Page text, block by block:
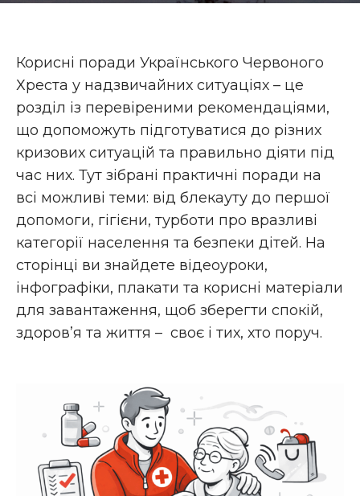
Корисні поради Українського Червоного
Хреста у надзвичайних ситуаціях – це
розділ із перевіреними рекомендаціями,
що допоможуть підготуватися до різних
кризових ситуацій та правильно діяти під
час них. Тут зібрані практичні поради на
всі можливі теми: від блекауту до першої
допомоги, гігієни, турботи про вразливі
категорії населення та безпеки дітей. На
сторінці ви знайдете відеоуроки,
інфографіки, плакати та корисні матеріали
для завантаження, щоб зберегти спокій,
здоров’я та життя – своє і тих, хто поруч.